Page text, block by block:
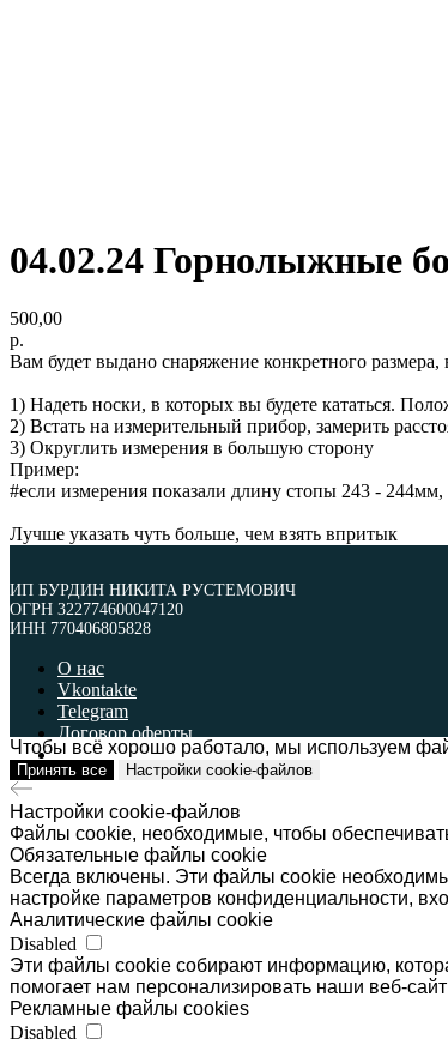
04.02.24 Горнолыжные
500,00
р.
Вам будет выдано снаряжение конкретного
1) Надеть носки, в которых вы будете кататься.
2) Встать на измерительный прибор, замерить
3) Округлить измерения в большую сторону
Пример:
#если измерения показали длину стопы 243 -
Лучше указать чуть больше, чем взять впритык
ИП БУРДИН НИКИТА РУСТЕМОВИЧ
ОГРН 322774600047120
ИНН 770406805828
О нас
Vkontakte
Telegram
Договор оферты
Политика обработки персональных данных
ИП БУРДИН НИКИТА РУСТЕМОВИЧ
ОГРН 322774600047120
ИНН 770406805828
Наверх
Чтобы всё хорошо работало, мы используем
Принять все Настройки cookie-файлов
Настройки cookie-файлов
Файлы cookie, необходимые, чтобы
Обязательные файлы cookie
Всегда включены. Эти файлы cookie
настройке параметров конфиденциальности,
Аналитические файлы cookie
Disabled
Эти файлы cookie собирают информацию,
помогает нам персонализировать наши веб-
Рекламные файлы cookies
Disabled